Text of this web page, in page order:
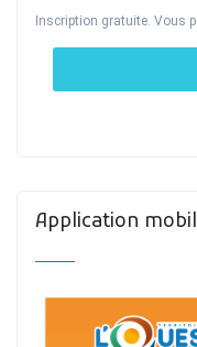
Inscription gratuite. Vous
Application